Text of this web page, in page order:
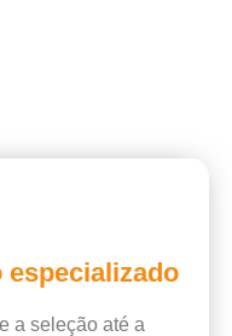
a seleção até a